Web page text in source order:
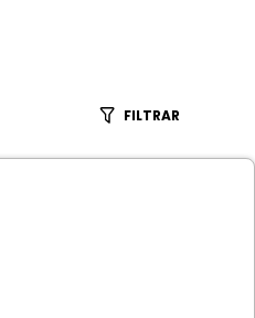
FILTRAR